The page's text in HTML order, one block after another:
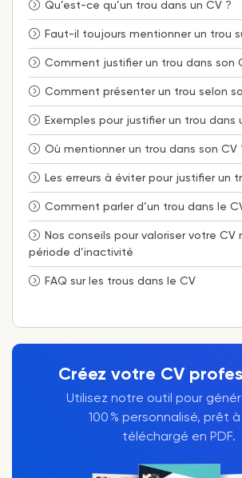
Qu’est-ce qu’un trou dans un CV ?
Faut-il toujours mentionner un trou
Comment justifier un trou dans son
Comment présenter un trou selon
Exemples pour justifier un trou dans
Où mentionner un trou dans son CV
Les erreurs à éviter pour justifier un
Comment parler d’un trou dans le
Nos conseils pour valoriser votre CV
période d’inactivité
FAQ sur les trous dans le CV
Créez votre CV
Utilisez notre outil pour
100 % personnalisé, prêt
téléchargé en PDF.
l’explication est sensible ou
lalettre de motivationpeut aussi
complément.